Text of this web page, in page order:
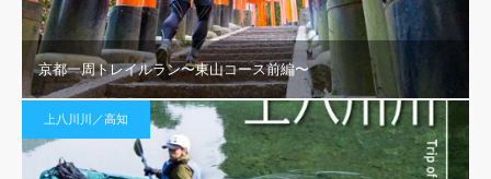
京都一周トレイルラン〜東山コース前編〜
上八川川／高知